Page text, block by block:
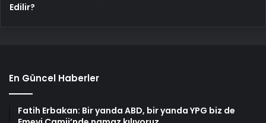
Edilir?
En Güncel Haberler
Fatih Erbakan: Bir yanda ABD, bir yanda YPG biz de